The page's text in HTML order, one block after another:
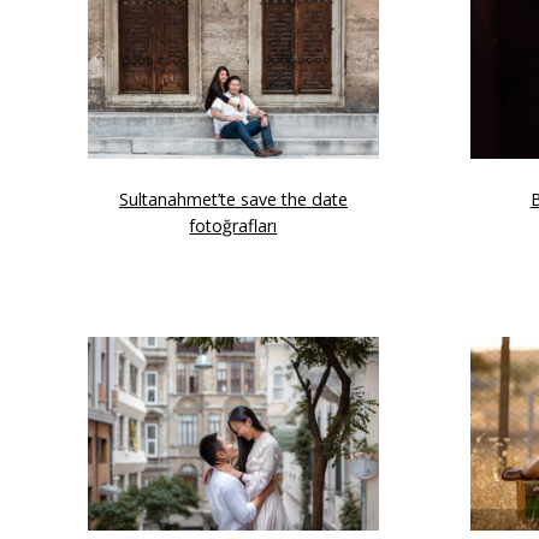
Sultanahmet’te save the date
fotoğrafları